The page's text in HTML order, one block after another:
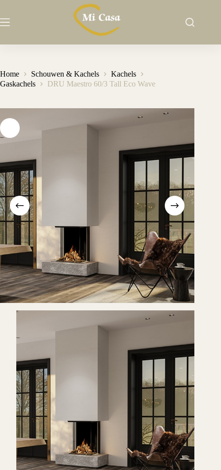
de
Home Schouwen & Kachels
Kachels
Gaskachels
DRU Maestro 60/3 Tall Eco Wave